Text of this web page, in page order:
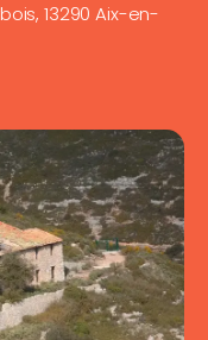
13290 Aix-en-